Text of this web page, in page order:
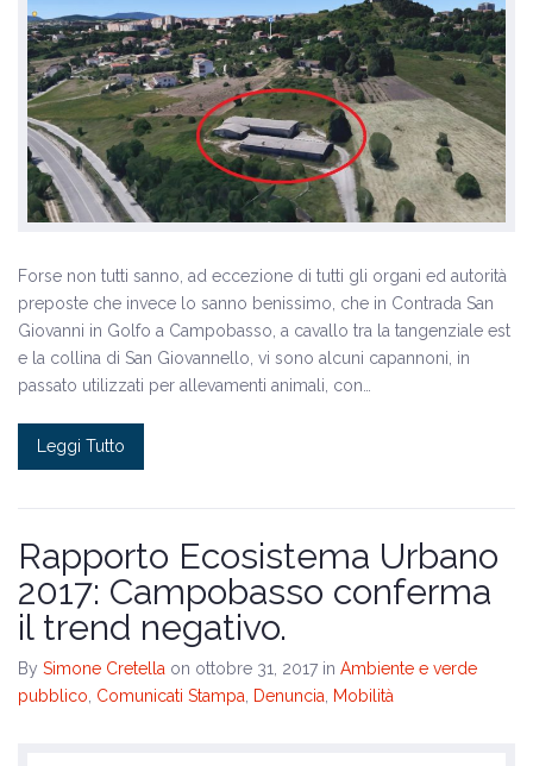
Forse non tutti sanno, ad eccezione di tutti gli organi ed autorità
preposte che invece lo sanno benissimo, che in Contrada San
Giovanni in Golfo a Campobasso, a cavallo tra la tangenziale est
e la collina di San Giovannello, vi sono alcuni capannoni, in
passato utilizzati per allevamenti animali, con…
Leggi Tutto
Rapporto Ecosistema Urbano
2017: Campobasso conferma
il trend negativo.
By Simone Cretella on ottobre 31, 2017 in Ambiente e verde
pubblico Comunicati Stampa Denuncia Mobilità